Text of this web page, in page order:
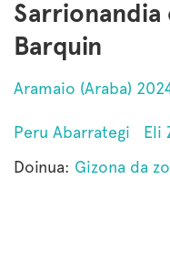
Sarrionandia
Barquin
Aramaio (Araba)
Peru Abarrategi
Eli
Doinua: Gizona da